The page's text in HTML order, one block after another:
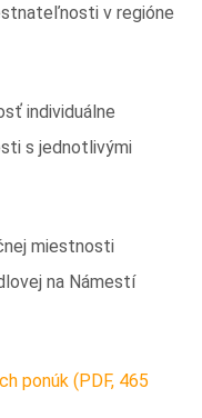
v regióne
individuálne
s jednotlivými
miestnosti
na Námestí
ponúk (PDF, 465